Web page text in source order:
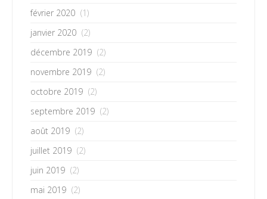
février 2020 (1)
janvier 2020 (2)
décembre 2019 (2)
novembre 2019 (2)
octobre 2019 (2)
septembre 2019 (2)
août 2019 (2)
juillet 2019 (2)
juin 2019 (2)
mai 2019 (2)